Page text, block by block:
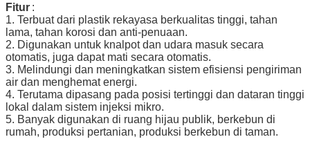
Fitur :
1. Terbuat dari plastik rekayasa berkualitas tinggi, tahan
lama, tahan korosi dan anti-penuaan.
2. Digunakan untuk knalpot dan udara masuk secara
otomatis, juga dapat mati secara otomatis.
3. Melindungi dan meningkatkan sistem efisiensi pengiriman
air dan menghemat energi.
4. Terutama dipasang pada posisi tertinggi dan dataran tinggi
lokal dalam sistem injeksi mikro.
5. Banyak digunakan di ruang hijau publik, berkebun di
rumah, produksi pertanian, produksi berkebun di taman.